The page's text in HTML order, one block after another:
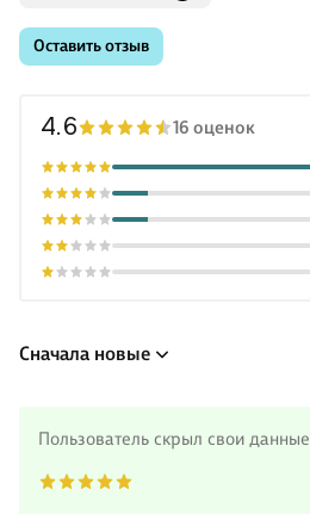
Оставить отзыв
4.6 16 оценок
Сначала новые
Пользователь скрыл свои данные